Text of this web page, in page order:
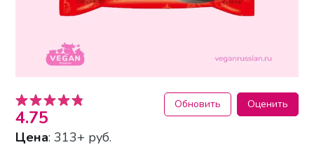
4.75
Обновить Оценить
Цена: 313+ руб.